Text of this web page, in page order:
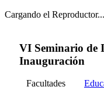
Cargando el Reproductor...
VI Seminario de
Inauguración
Facultades